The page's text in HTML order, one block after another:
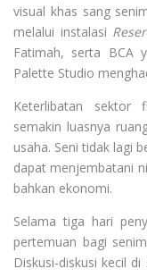
visual khas sang
melalui instalasi
Fatimah, serta BCA
Palette Studio
Keterlibatan sektor
semakin luasnya
usaha. Seni tidak lagi
dapat menjembatani
bahkan ekonomi.
Selama tiga hari
pertemuan bagi
Diskusi-diskusi kecil